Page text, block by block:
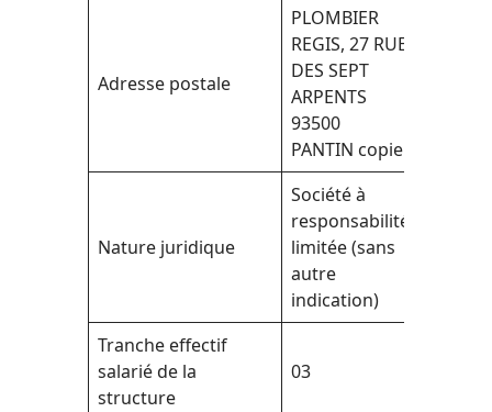
Adresse postale
PLOMBIER
REGIS, 27 RUE
DES SEPT
ARPENTS
93500
PANTIN copier
Nature juridique
Société à
responsabilité
limitée (sans
autre
indication)
Tranche effectif
salarié de la
structure
03